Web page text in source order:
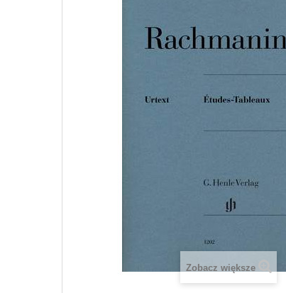
Zobacz większe